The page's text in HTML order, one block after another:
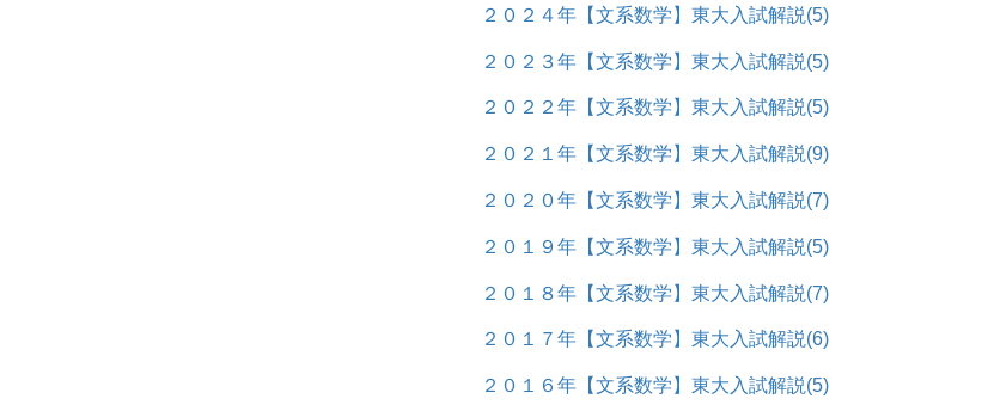
２０２４年【文系数学】東大入試解説(5)
２０２３年【文系数学】東大入試解説(5)
２０２２年【文系数学】東大入試解説(5)
２０２１年【文系数学】東大入試解説(9)
２０２０年【文系数学】東大入試解説(7)
２０１９年【文系数学】東大入試解説(5)
２０１８年【文系数学】東大入試解説(7)
２０１７年【文系数学】東大入試解説(6)
２０１６年【文系数学】東大入試解説(5)